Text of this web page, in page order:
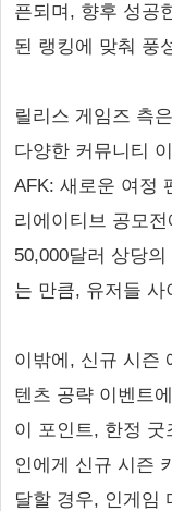
픈되며, 향후 성공
된 랭킹에 맞춰 풍
릴리스 게임즈 측
다양한 커뮤니티
AFK: 새로운 여정
리에이티브 공모
50,000달러 상당
는 만큼, 유저들
이밖에, 신규 시즌
텐츠 공략 이벤트
이 포인트, 한정 굿
인에게 신규 시즌
달할 경우, 인게임